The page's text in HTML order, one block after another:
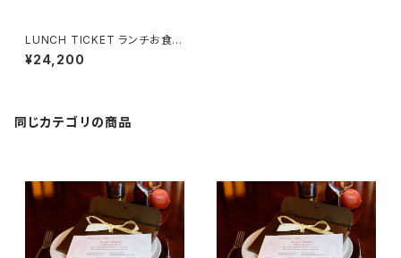
LUNCH TICKET ランチお食事
券 （２名様用）Menu Gourman
d
¥24,200
同じカテゴリの商品